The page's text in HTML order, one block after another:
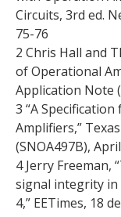
Circuits, 3rd ed.
75-76
2 Chris Hall and
of Operational
Application Note
3 “A
Amplifiers,”
(SNOA497B),
4 Jerry Freeman,
signal integrity in
4,” EETimes, 18